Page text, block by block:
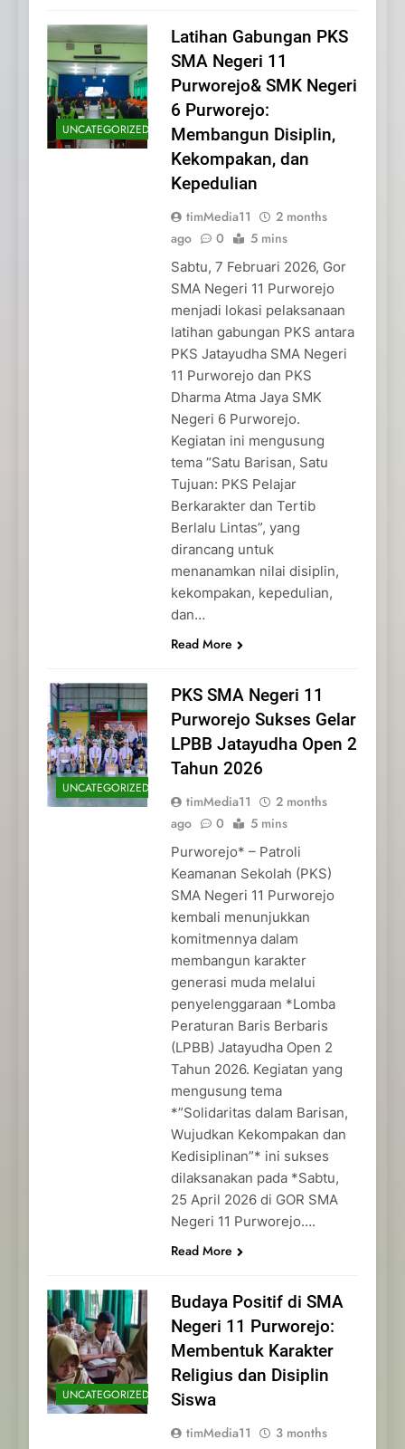
UNCATEGORIZED
Latihan Gabungan PKS
SMA Negeri 11
Purworejo& SMK Negeri
6 Purworejo:
Membangun Disiplin,
Kekompakan, dan
Kepedulian
timMedia11
2 months
ago
0 5 mins
Sabtu, 7 Februari 2026, Gor
SMA Negeri 11 Purworejo
menjadi lokasi pelaksanaan
latihan gabungan PKS antara
PKS Jatayudha SMA Negeri
11 Purworejo dan PKS
Dharma Atma Jaya SMK
Negeri 6 Purworejo.
Kegiatan ini mengusung
tema “Satu Barisan, Satu
Tujuan: PKS Pelajar
Berkarakter dan Tertib
Berlalu Lintas”, yang
dirancang untuk
menanamkan nilai disiplin,
kekompakan, kepedulian,
dan…
Read More
UNCATEGORIZED
PKS SMA Negeri 11
Purworejo Sukses Gelar
LPBB Jatayudha Open 2
Tahun 2026
timMedia11
2 months
ago
0 5 mins
Purworejo* – Patroli
Keamanan Sekolah (PKS)
SMA Negeri 11 Purworejo
kembali menunjukkan
komitmennya dalam
membangun karakter
generasi muda melalui
penyelenggaraan *Lomba
Peraturan Baris Berbaris
(LPBB) Jatayudha Open 2
Tahun 2026. Kegiatan yang
mengusung tema
*”Solidaritas dalam Barisan,
Wujudkan Kekompakan dan
Kedisiplinan”* ini sukses
dilaksanakan pada *Sabtu,
25 April 2026 di GOR SMA
Negeri 11 Purworejo….
Read More
UNCATEGORIZED
Budaya Positif di SMA
Negeri 11 Purworejo:
Membentuk Karakter
Religius dan Disiplin
Siswa
timMedia11
3 months